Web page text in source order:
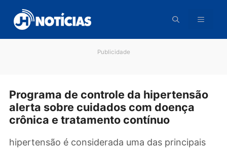
para
conteúdo
Programa de controle da
alerta sobre cuidados com doença